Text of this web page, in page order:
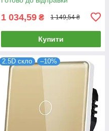
1 034,59 ₴ 1 149,54 ₴
Купити
2.5D скло –10%